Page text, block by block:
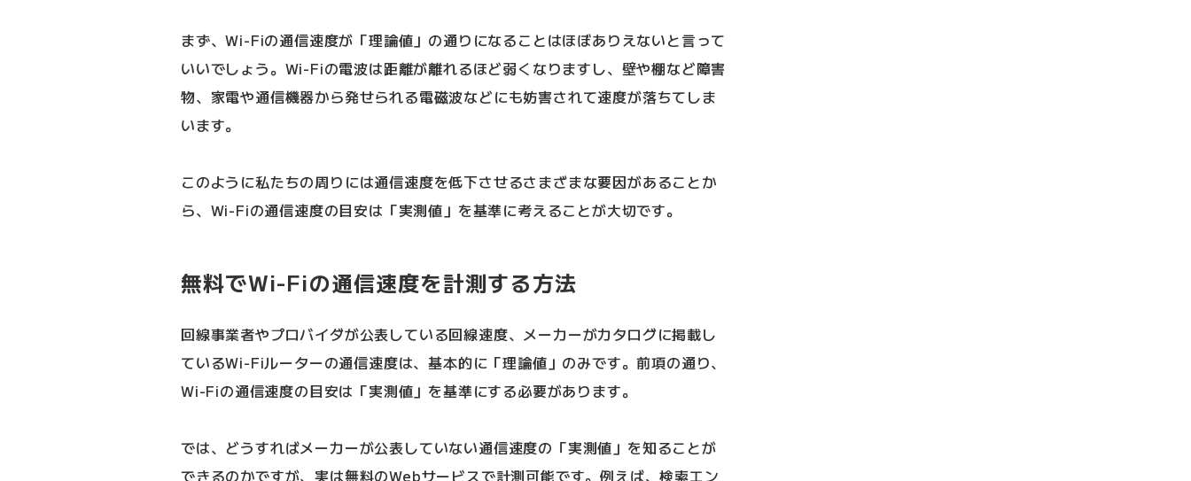
まず、Wi-Fiの通信速度が「理論値」の通りになることはほぼありえないと言って
いいでしょう。Wi-Fiの電波は距離が離れるほど弱くなりますし、壁や棚など障害
物、家電や通信機器から発せられる電磁波などにも妨害されて速度が落ちてしま
います。
このように私たちの周りには通信速度を低下させるさまざまな要因があることか
ら、Wi-Fiの通信速度の目安は「実測値」を基準に考えることが大切です。
無料でWi-Fiの通信速度を計測する方法
回線事業者やプロバイダが公表している回線速度、メーカーがカタログに掲載し
ているWi-Fiルーターの通信速度は、基本的に「理論値」のみです。前項の通り、
Wi-Fiの通信速度の目安は「実測値」を基準にする必要があります。
では、どうすればメーカーが公表していない通信速度の「実測値」を知ることが
できるのかですが、実は無料のWebサービスで計測可能です。例えば、検索エン